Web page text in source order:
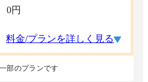
0円
料金/プランを詳しく見る
部のプランです